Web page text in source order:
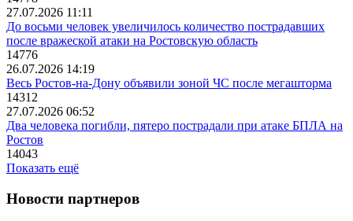
27.07.2026 11:11
До восьми человек увеличилось количество пострадавших
после вражеской атаки на Ростовскую область
14776
26.07.2026 14:19
Весь Ростов-на-Дону объявили зоной ЧС после мегашторма
14312
27.07.2026 06:52
Два человека погибли, пятеро пострадали при атаке БПЛА на
Ростов
14043
Показать ещё
Новости партнеров